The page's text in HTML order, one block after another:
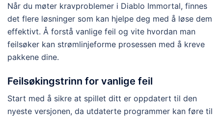
Når du møter kravproblemer i Diablo Immortal, finnes
det flere løsninger som kan hjelpe deg med å løse dem
effektivt. Å forstå vanlige feil og vite hvordan man
feilsøker kan strømlinjeforme prosessen med å kreve
pakkene dine.
Feilsøkingstrinn for vanlige feil
Start med å sikre at spillet ditt er oppdatert til den
nyeste versjonen, da utdaterte programmer kan føre til